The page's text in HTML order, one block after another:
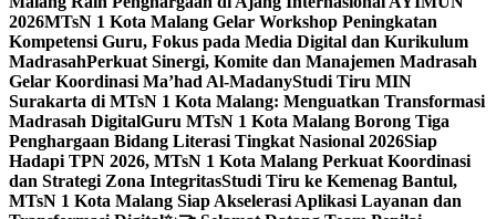
2026MTsN 1 Kota Malang Gelar Workshop Peningkatan
Kompetensi Guru, Fokus pada Media Digital dan Kurikulum
MadrasahPerkuat Sinergi, Komite dan Manajemen Madrasah
Gelar Koordinasi Ma’had Al-MadanyStudi Tiru MIN
Surakarta di MTsN 1 Kota Malang: Menguatkan Transformasi
Madrasah DigitalGuru MTsN 1 Kota Malang Borong Tiga
Penghargaan Bidang Literasi Tingkat Nasional 2026Siap
Hadapi TPN 2026, MTsN 1 Kota Malang Perkuat Koordinasi
dan Strategi Zona IntegritasStudi Tiru ke Kemenag Bantul,
MTsN 1 Kota Malang Siap Akselerasi Aplikasi Layanan dan